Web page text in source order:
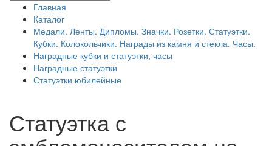
Главная
Каталог
Медали. Ленты. Дипломы. Значки. Розетки. Статуэтки.
Кубки. Колокольчики. Награды из камня и стекла. Часы.
Наградные кубки и статуэтки, часы
Наградные статуэтки
Статуэтки юбилейные
Статуэтка с